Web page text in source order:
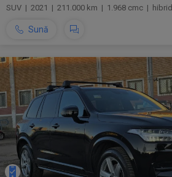
SUV | 2021 | 211.000 km | 1.968 cmc | hibrid
Sună